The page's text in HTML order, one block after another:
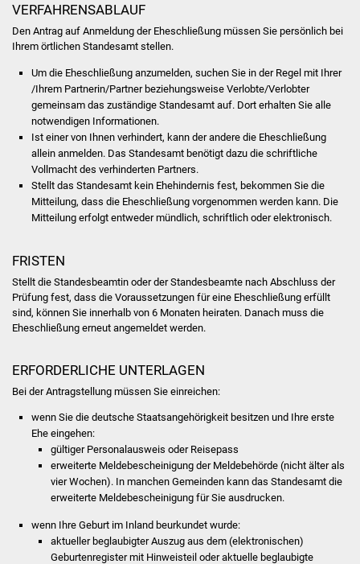
Jugendhaus
Kinder- und
Familienzentrum
Stadtwerke
NETZMonitor
Gesundheit und Notfall
Ärzte und Apotheken
Hitzewarnung / UV-
Index
ÖPNV
Bürgerbus (MOBS)
VERFAHRENSABLAUF
Den Antrag auf Anmeldung der Eheschließung müssen Sie persönlich bei
Ihrem örtlichen Standesamt stellen.
Um die Eheschließung anzumelden, suchen Sie in der Regel mit Ihrer
/Ihrem Partnerin/Partner beziehungsweise Verlobte/Verlobter
gemeinsam das zuständige Standesamt auf. Dort erhalten Sie alle
notwendigen Informationen.
Ist einer von Ihnen verhindert, kann der andere die Eheschließung
allein anmelden. Das Standesamt benötigt dazu die schriftliche
Vollmacht des verhinderten Partners.
Stellt das Standesamt kein Ehehindernis fest, bekommen Sie die
Mitteilung, dass die Eheschließung vorgenommen werden kann. Die
Mitteilung erfolgt entweder mündlich, schriftlich oder elektronisch.
FRISTEN
Stellt die Standesbeamtin oder der Standesbeamte nach Abschluss der
Prüfung fest, dass die Voraussetzungen für eine Eheschließung erfüllt
sind, können Sie innerhalb von 6 Monaten heiraten. Danach muss die
Eheschließung erneut angemeldet werden.
ERFORDERLICHE UNTERLAGEN
Bei der Antragstellung müssen Sie einreichen:
wenn Sie die deutsche Staatsangehörigkeit besitzen und Ihre erste
Ehe eingehen:
gültiger Personalausweis oder Reisepass
erweiterte Meldebescheinigung der Meldebehörde (nicht älter als
vier Wochen). In manchen Gemeinden kann das Standesamt die
erweiterte Meldebescheinigung für Sie ausdrucken.
wenn Ihre Geburt im Inland beurkundet wurde:
aktueller beglaubigter Auszug aus dem (elektronischen)
Geburtenregister mit Hinweisteil oder aktuelle beglaubigte